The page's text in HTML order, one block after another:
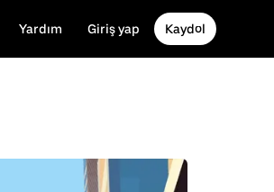
Yardım Giriş yap Kaydol